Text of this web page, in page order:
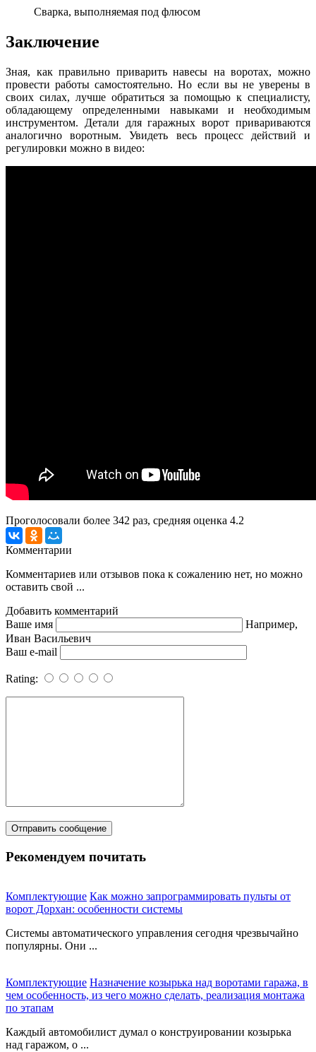
Сварка, выполняемая под флюсом
Заключение
Зная, как правильно приварить навесы на воротах, можно
провести работы самостоятельно. Но если вы не уверены в
своих силах, лучше обратиться за помощью к специалисту,
обладающему определенными навыками и необходимым
инструментом. Детали для гаражных ворот привариваются
аналогично воротным. Увидеть весь процесс действий и
регулировки можно в видео:
Проголосовали более 342 раз, средняя оценка 4.2
Комментарии
Комментариев или отзывов пока к сожалению нет, но можно
оставить свой ...
Добавить комментарий
Ваше имя
Например,
Иван Васильевич
Ваш e-mail
Rating:
Рекомендуем почитать
Комплектующие Как можно запрограммировать пульты от
ворот Дорхан: особенности системы
Системы автоматического управления сегодня чрезвычайно
популярны. Они ...
Комплектующие Назначение козырька над воротами гаража, в
чем особенность, из чего можно сделать, реализация монтажа
по этапам
Каждый автомобилист думал о конструировании козырька
над гаражом, о ...